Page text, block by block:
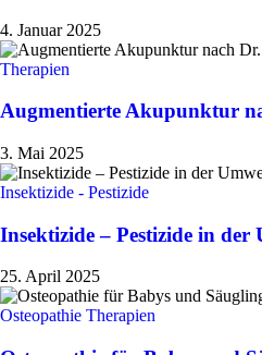
4. Januar 2025
Therapien
Augmentierte Akupunktur
3. Mai 2025
Insektizide - Pestizide
Insektizide – Pestizide in der
25. April 2025
Osteopathie Therapien